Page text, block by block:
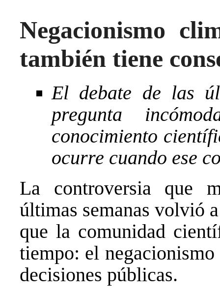
Negacionismo
también tiene
El debate de las
pregunta
conocimiento
ocurre cuando ese
La controversia que
últimas semanas volvió
que la comunidad
tiempo: el
decisiones públicas.